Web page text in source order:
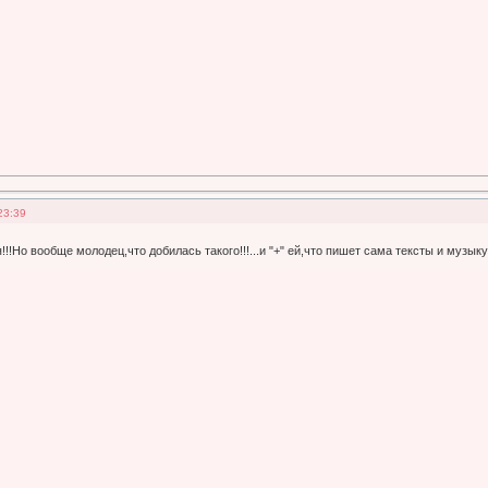
вообще молодец,что добилась такого!!!...и "+" ей,что пишет сама тексты и